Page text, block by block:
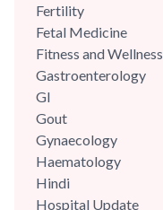
Fertility
Fetal Medicine
Fitness and Wellness
Gastroenterology
GI
Gout
Gynaecology
Haematology
Hindi
Hospital Update